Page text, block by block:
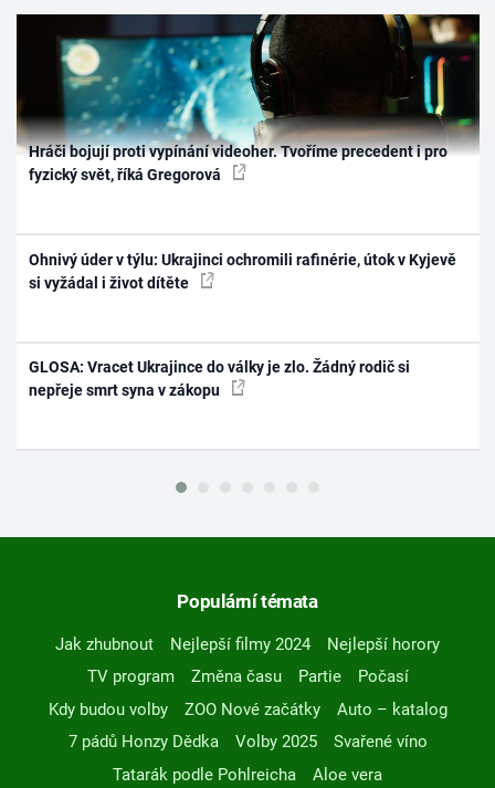
Hráči bojují proti vypínání videoher. Tvoříme precedent i pro
fyzický svět, říká Gregorová
Ohnivý úder v týlu: Ukrajinci ochromili rafinérie, útok v Kyjevě
si vyžádal i život dítěte
GLOSA: Vracet Ukrajince do války je zlo. Žádný rodič si
nepřeje smrt syna v zákopu
Populární témata
Jak zhubnout Nejlepší filmy 2024
Nejlepší horory
TV program
Změna času Partie
Počasí
Kdy budou volby
ZOO Nové začátky
Auto – katalog
7 pádů Honzy Dědka
Volby 2025
Svařené víno
Tatarák podle Pohlreicha
Aloe vera